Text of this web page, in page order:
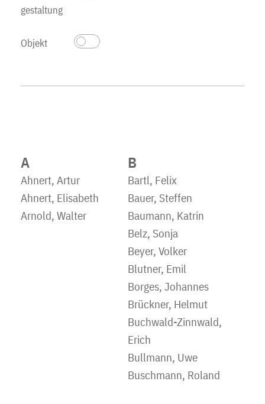
gestaltung
Objekt
A
Ahnert, Artur
Ahnert, Elisabeth
Arnold, Walter
B
Bartl, Felix
Bauer, Steffen
Baumann, Katrin
Belz, Sonja
Beyer, Volker
Blutner, Emil
Borges, Johannes
Brückner, Helmut
Buchwald-Zinnwald,
Erich
Bullmann, Uwe
Buschmann, Roland